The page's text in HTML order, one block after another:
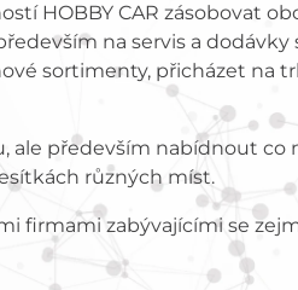
HOBBY CAR zásobovat
na servis a
sortimenty, přicházet na
ale především nabídnout
různých míst.
firmami zabývajícími se